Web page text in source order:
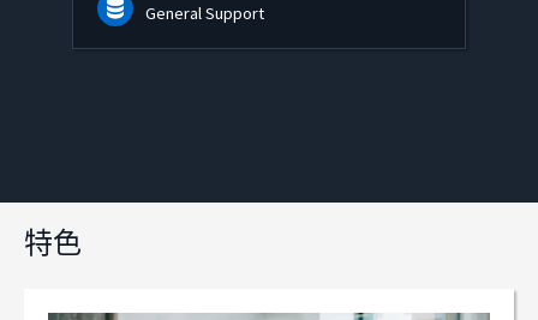
General Support
特色